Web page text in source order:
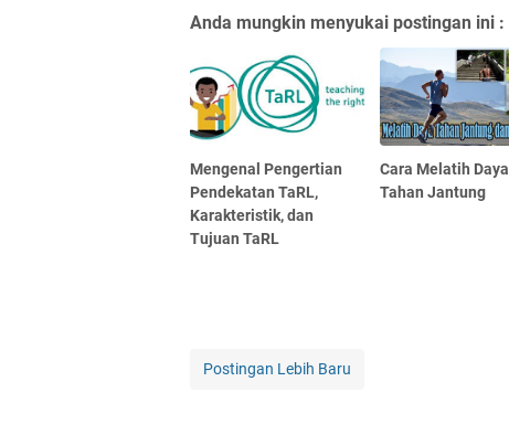
Anda mungkin menyukai postingan ini :
Mengenal Pengertian
Pendekatan TaRL,
Karakteristik, dan
Tujuan TaRL
Cara Melatih Daya
Tahan Jantung
Postingan Lebih Baru